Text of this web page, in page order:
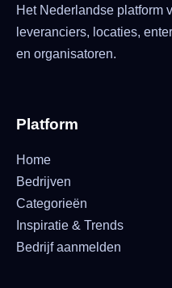
Het Nederlandse platform
leveranciers, locaties,
en organisatoren.
Platform
Home
Bedrijven
Categorieën
Inspiratie & Trends
Bedrijf aanmelden